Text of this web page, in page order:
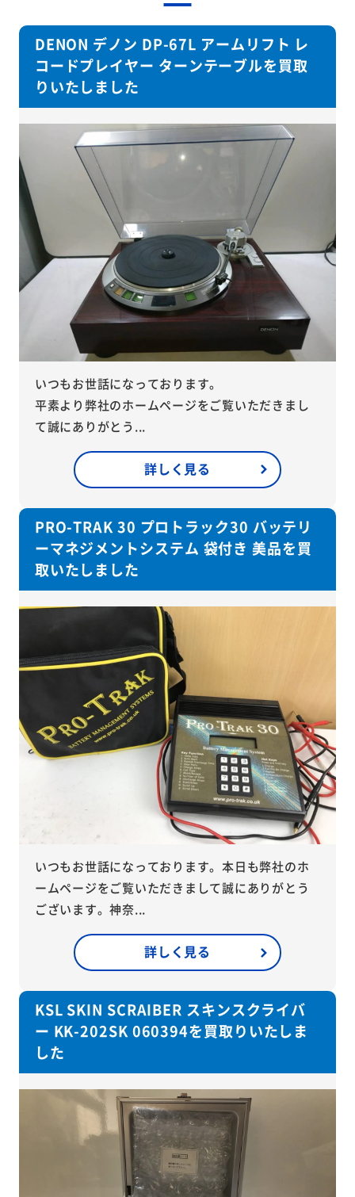
DENON デノン DP-67L アームリフト レ
コードプレイヤー ターンテーブルを買取
りいたしました
いつもお世話になっております。
平素より弊社のホームページをご覧いただきまし
て誠にありがとう...
詳しく見る
PRO-TRAK 30 プロトラック30 バッテリ
ーマネジメントシステム 袋付き 美品を買
取いたしました
いつもお世話になっております。本日も弊社のホ
ームページをご覧いただきまして誠にありがとう
ございます。神奈...
詳しく見る
KSL SKIN SCRAIBER スキンスクライバ
ー KK-202SK 060394を買取りいたしま
した